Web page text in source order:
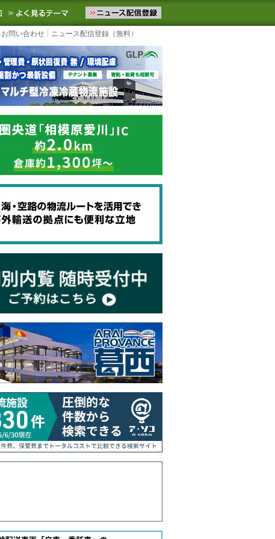
ュースをお届けします。物流ニュースメール配信を登録す
お気に入りに追加 よく見るテーマ
問い合わせ ニュース配信登録（無料）